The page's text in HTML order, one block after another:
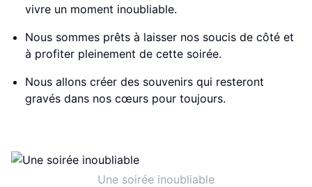
vivre un moment inoubliable.
Nous sommes prêts à laisser nos soucis de côté et
à profiter pleinement de cette soirée.
Nous allons créer des souvenirs qui resteront
gravés dans nos cœurs pour toujours.
Une soirée inoubliable